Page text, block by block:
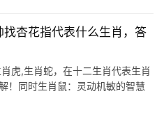
具备敏锐的洞察力，能精准权衡
杏花指代表什么生肖，答
虎,生肖蛇，在十二生肖代表生肖
！同时生肖鼠：灵动机敏的智慧
敏与聚财之力，2024甲辰年，生